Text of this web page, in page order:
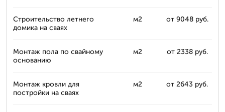
Строительство летнего
домика на сваях
м2 от 9048 руб.
Монтаж пола по свайному
основанию
м2 от 2338 руб.
Монтаж кровли для
постройки на сваях
м2 от 2643 руб.